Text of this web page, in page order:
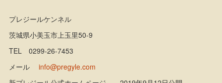
プレジールケンネル
茨城県小美玉市上玉里50-9
TEL 0299-26-7453
メールinfo@pregyle.com